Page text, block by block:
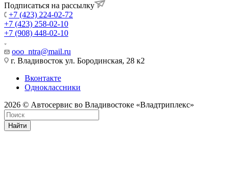
Подписаться на рассылку
+7 (423) 224-02-72
+7 (423) 258-02-10
+7 (908) 448-02-10
ooo_ntra@mail.ru
г. Владивосток ул. Бородинская, 28 к2
Вконтакте
Одноклассники
2026 © Автосервис во Владивостоке «Владтриплекс»
Найти